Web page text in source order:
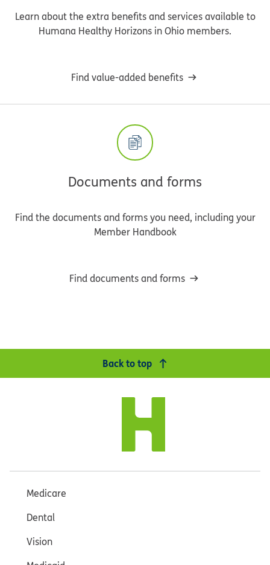
Learn about the extra benefits and services available to
Humana Healthy Horizons in Ohio members.
Find value-added benefits
Documents and forms
Find the documents and forms you need, including your
Member Handbook
Find documents and forms
Back to top
Medicare
Dental
Vision